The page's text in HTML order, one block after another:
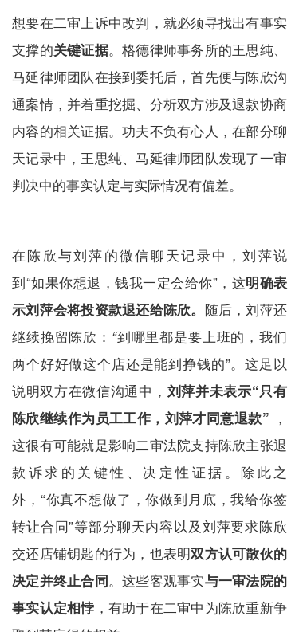
想要在二审上诉中改判，就必须寻找出有事实
支撑的关键证据。格德律师事务所的王思纯、
马延律师团队在接到委托后，首先便与陈欣沟
通案情，并着重挖掘、分析双方涉及退款协商
内容的相关证据。功夫不负有心人，在部分聊
天记录中，王思纯、马延律师团队发现了一审
判决中的事实认定与实际情况有偏差。
在陈欣与刘萍的微信聊天记录中，刘萍说
到“如果你想退，钱我一定会给你”，这明确表
示刘萍会将投资款退还给陈欣。 随后，刘萍还
继续挽留陈欣： “到哪里都是要上班的，我们
两个好好做这个店还是能到挣钱的”。这足以
说明双方在微信沟通中， 刘萍并未表示“只有
陈欣继续作为员工工作，刘萍才同意退款” ，
这很有可能就是影响二审法院支持陈欣主张退
款诉求的关键性、决定性证据。除此之
外，“你真不想做了，你做到月底，我给你签
转让合同”等部分聊天内容以及刘萍要求陈欣
交还店铺钥匙的行为，也表明双方认可散伙的
决定并终止合同。这些客观事实与一审法院的
事实认定相悖 ，有助于在二审中为陈欣重新争